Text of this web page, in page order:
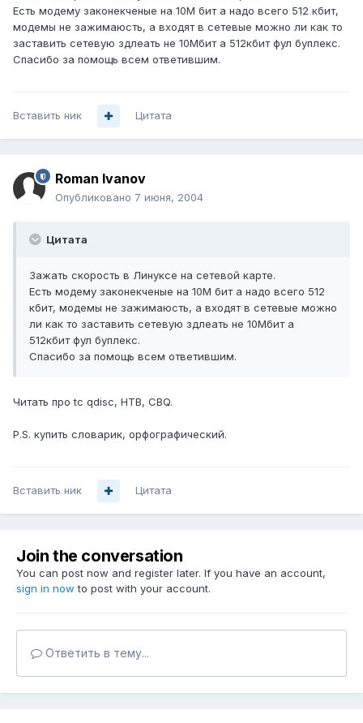
Есть модему законекченые на 10М бит а надо всего 512 кбит,
модемы не зажимаюсть, а входят в сетевые можно ли как то
заставить сетевую здлеать не 10Мбит а 512кбит фул буплекс.
Спасибо за помощь всем ответившим.
Вставить ник Цитата
Roman Ivanov
Опубликовано 7 июня, 2004
Цитата
Зажать скорость в Линуксе на сетевой карте.
Есть модему законекченые на 10М бит а надо всего 512
кбит, модемы не зажимаюсть, а входят в сетевые можно
ли как то заставить сетевую здлеать не 10Мбит а
512кбит фул буплекс.
Спасибо за помощь всем ответившим.
Читать про tc qdisc, HTB, CBQ.
P.S. купить словарик, орфографический.
Вставить ник Цитата
Join the conversation
You can post now and register later. If you have an account,
sign in now to post with your account.
Ответить в тему...